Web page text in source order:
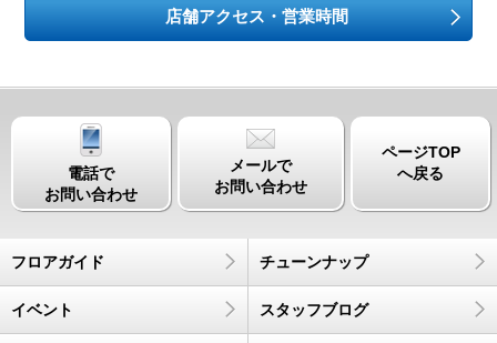
店舗アクセス・営業時間
電話で
お問い合わせ
メールで
お問い合わせ
ページTOP
へ戻る
フロアガイド チューンナップ
イベント スタッフブログ